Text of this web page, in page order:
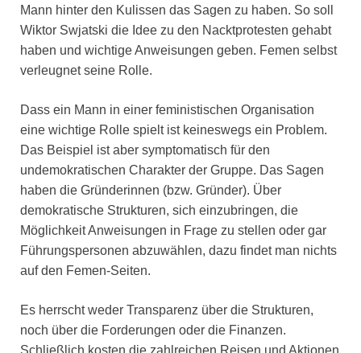
Mann hinter den Kulissen das Sagen zu haben. So soll
Wiktor Swjatski die Idee zu den Nacktprotesten gehabt
haben und wichtige Anweisungen geben. Femen selbst
verleugnet seine Rolle.
Dass ein Mann in einer feministischen Organisation
eine wichtige Rolle spielt ist keineswegs ein Problem.
Das Beispiel ist aber symptomatisch für den
undemokratischen Charakter der Gruppe. Das Sagen
haben die Gründerinnen (bzw. Gründer). Über
demokratische Strukturen, sich einzubringen, die
Möglichkeit Anweisungen in Frage zu stellen oder gar
Führungspersonen abzuwählen, dazu findet man nichts
auf den Femen-Seiten.
Es herrscht weder Transparenz über die Strukturen,
noch über die Forderungen oder die Finanzen.
Schließlich kosten die zahlreichen Reisen und Aktionen